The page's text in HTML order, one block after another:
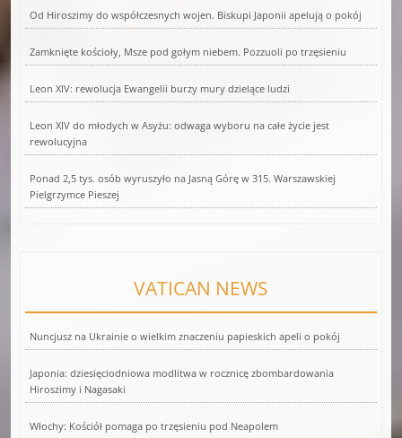
Od Hiroszimy do współczesnych wojen. Biskupi Japonii apelują o pokój
Zamknięte kościoły, Msze pod gołym niebem. Pozzuoli po trzęsieniu
Leon XIV: rewolucja Ewangelii burzy mury dzielące ludzi
Leon XIV do młodych w Asyżu: odwaga wyboru na całe życie jest
rewolucyjna
Ponad 2,5 tys. osób wyruszyło na Jasną Górę w 315. Warszawskiej
Pielgrzymce Pieszej
VATICAN NEWS
Nuncjusz na Ukrainie o wielkim znaczeniu papieskich apeli o pokój
Japonia: dziesięciodniowa modlitwa w rocznicę zbombardowania
Hiroszimy i Nagasaki
Włochy: Kościół pomaga po trzęsieniu pod Neapolem